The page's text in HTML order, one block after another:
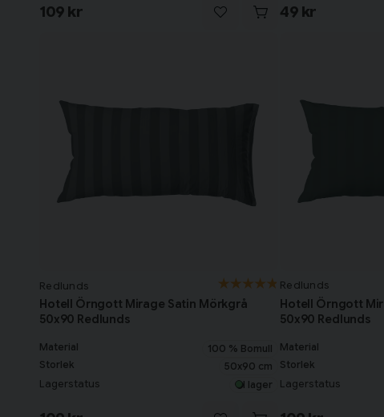
109 kr 49 kr
Redlunds
Hotell Örngott Mirage Satin Mörkgrå
50x90 Redlunds
Material
100 % Bomull
Storlek
50x90 cm
Lagerstatus I lager
Redlunds
Hotell Örngott
50x90 Redlunds
Material
Storlek
Lagerstatus